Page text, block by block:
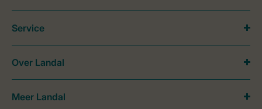
Service
Over Landal
Meer Landal